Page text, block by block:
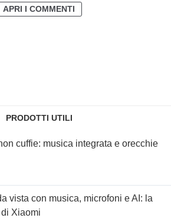
APRI I COMMENTI
PRODOTTI UTILI
cuffie: musica integrata e orecchie
vista con musica, microfoni e AI: la
Xiaomi